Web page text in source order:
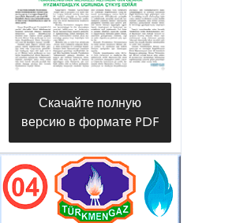
Скачайте полную
версию в формате PDF